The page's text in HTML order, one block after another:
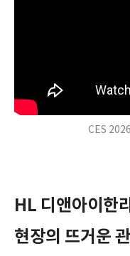
CES
HL 디앤아이한
현장의 뜨거운